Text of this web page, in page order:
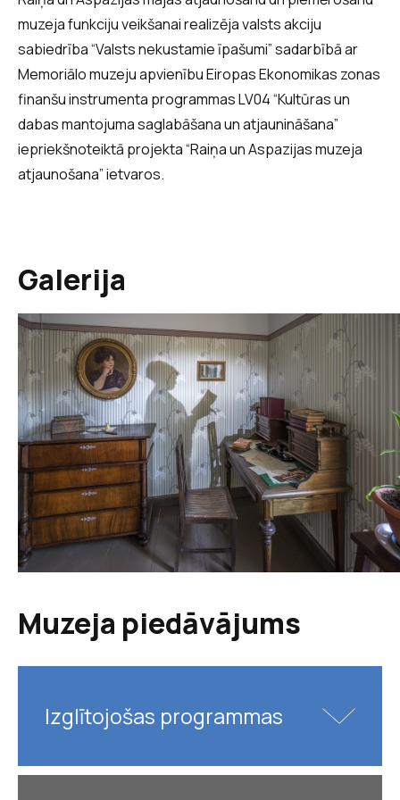
muzeja funkciju veikšanai realizēja valsts akciju
sabiedrība “Valsts nekustamie īpašumi” sadarbībā ar
Memoriālo muzeju apvienību Eiropas Ekonomikas zonas
finanšu instrumenta programmas LV04 “Kultūras un
dabas mantojuma saglabāšana un atjaunināšana”
iepriekšnoteiktā projekta “Raiņa un Aspazijas muzeja
atjaunošana” ietvaros.
Galerija
Muzeja piedāvājums
Izglītojošas programmas